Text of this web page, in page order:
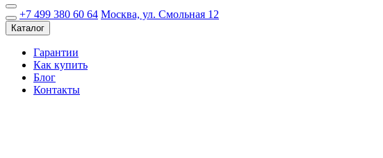
+7 499 380 60 64 Москва, ул. Смольная 12
Каталог
Гарантии
Как купить
Блог
Контакты